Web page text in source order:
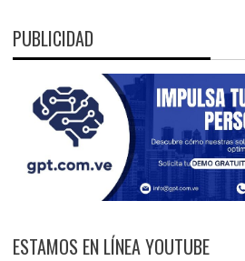
PUBLICIDAD
ESTAMOS EN LÍNEA YOUTUBE